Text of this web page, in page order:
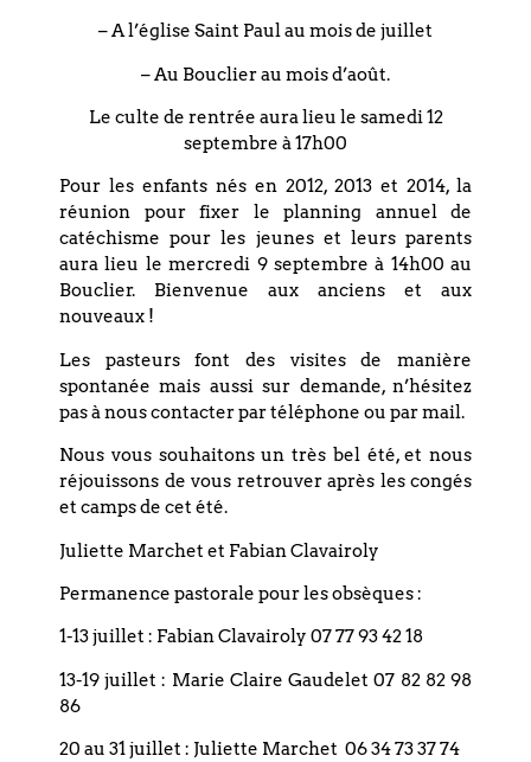
contact :
PARTAGEZ CET
ÉVÉNEMENT
+ Exporter vers iCal
– A l’église Saint Paul au mois de juillet
– Au Bouclier au mois d’août.
Le culte de rentrée aura lieu le samedi 12
septembre à 17h00
Pour les enfants nés en 2012, 2013 et 2014, la
réunion pour fixer le planning annuel de
catéchisme pour les jeunes et leurs parents
aura lieu le mercredi 9 septembre à 14h00 au
Bouclier. Bienvenue aux anciens et aux
nouveaux !
Les pasteurs font des visites de manière
spontanée mais aussi sur demande, n’hésitez
pas à nous contacter par téléphone ou par mail.
Nous vous souhaitons un très bel été, et nous
réjouissons de vous retrouver après les congés
et camps de cet été.
Juliette Marchet et Fabian Clavairoly
Permanence pastorale pour les obsèques :
1-13 juillet : Fabian Clavairoly 07 77 93 42 18
13-19 juillet : Marie Claire Gaudelet 07 82 82 98
86
20 au 31 juillet : Juliette Marchet 06 34 73 37 74